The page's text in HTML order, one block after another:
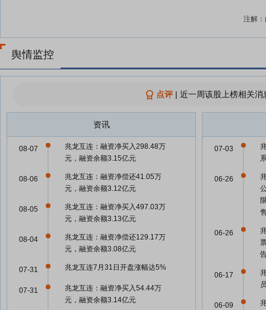
注解
舆情监控
点评| 近一周该股上榜相关
资讯
兆龙互连：融资净买入298.48万
元，融资余额3.15亿元
08-07
兆龙互连：融资净偿还41.05万
元，融资余额3.12亿元
08-06
兆龙互连：融资净买入497.03万
元，融资余额3.13亿元
08-05
兆龙互连：融资净偿还129.17万
元，融资余额3.08亿元
08-04
兆龙互连7月31日开盘涨幅达5%
07-31
兆龙互连：融资净买入54.44万
元，融资余额3.14亿元
07-31
07-03
06-26
06-26
06-17
06-09